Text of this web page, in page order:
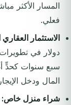
المسار الأكثر
فعلي.
الاستثمار العقاري
دولار في
سبع سنوات كحدٍّ
المال ودخل
شراء منزل خاص: